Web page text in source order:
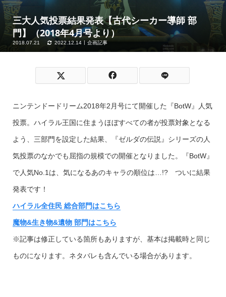
三大人気投票結果発表【古代シーカー導師 部
門】（2018年4月号より）
2018.07.21 2022.12.14 企画記事
ニンテンドードリーム2018年2月号にて開催した『BotW』人気
投票。ハイラル王国に住まうほぼすべての者が投票対象となる
よう、三部門を設定した結果、『ゼルダの伝説』シリーズの人
気投票のなかでも屈指の規模での開催となりました。『BotW』
で人気No.1は、気になるあのキャラの順位は…!? ついに結果
発表です！
ハイラル全住民 総合部門はこちら
魔物&生き物&遺物 部門はこちら
※記事は修正している箇所もありますが、基本は掲載時と同じ
ものになります。ネタバレも含んでいる場合があります。